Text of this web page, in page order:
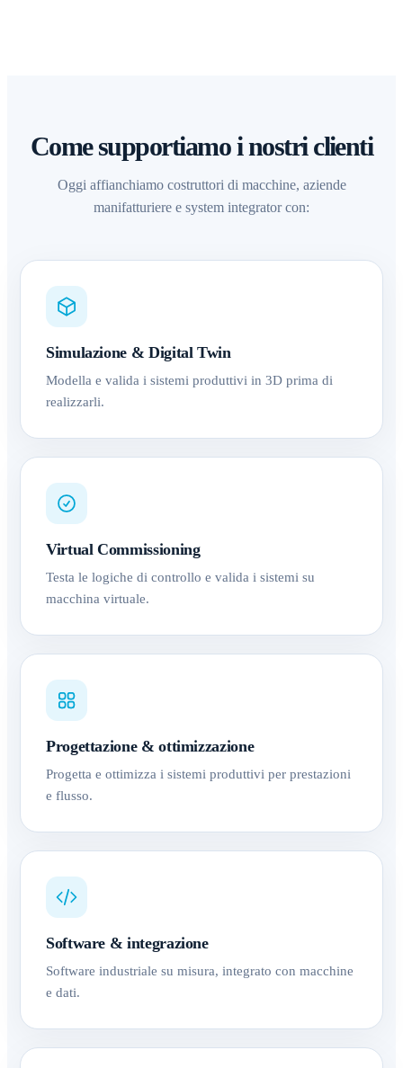
Come supportiamo i nostri clienti
Oggi affianchiamo costruttori di macchine, aziende
manifatturiere e system integrator con:
Simulazione & Digital Twin
Modella e valida i sistemi produttivi in 3D prima di
realizzarli.
Virtual Commissioning
Testa le logiche di controllo e valida i sistemi su
macchina virtuale.
Progettazione & ottimizzazione
Progetta e ottimizza i sistemi produttivi per prestazioni
e flusso.
Software & integrazione
Software industriale su misura, integrato con macchine
e dati.